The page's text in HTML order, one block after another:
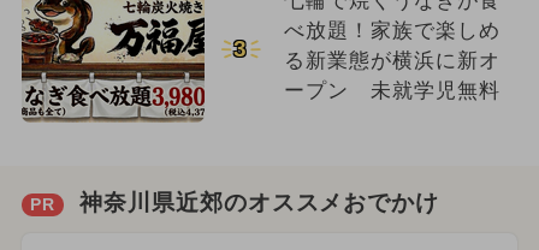
3
べ放題！家族で楽しめ
る新業態が横浜に新オ
ープン 未就学児無料
PR 神奈川県近郊のオススメおでかけ